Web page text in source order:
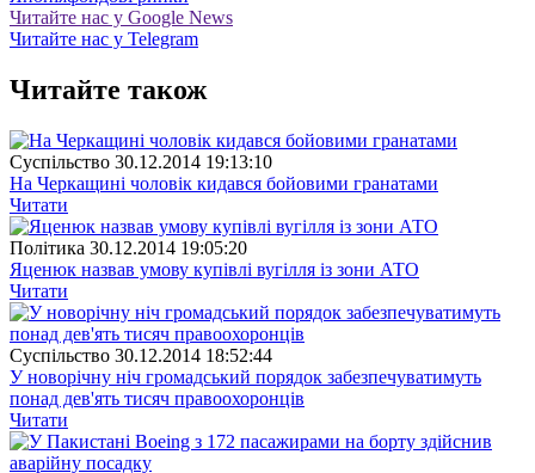
Читайте нас у Google News
Читайте нас у Telegram
Читайте також
Суспiльство 30.12.2014 19:13:10
На Черкащині чоловік кидався бойовими гранатами
Читати
Полiтика 30.12.2014 19:05:20
Яценюк назвав умову купівлі вугілля із зони АТО
Читати
Суспiльство 30.12.2014 18:52:44
У новорічну ніч громадський порядок забезпечуватимуть
понад дев'ять тисяч правоохоронців
Читати